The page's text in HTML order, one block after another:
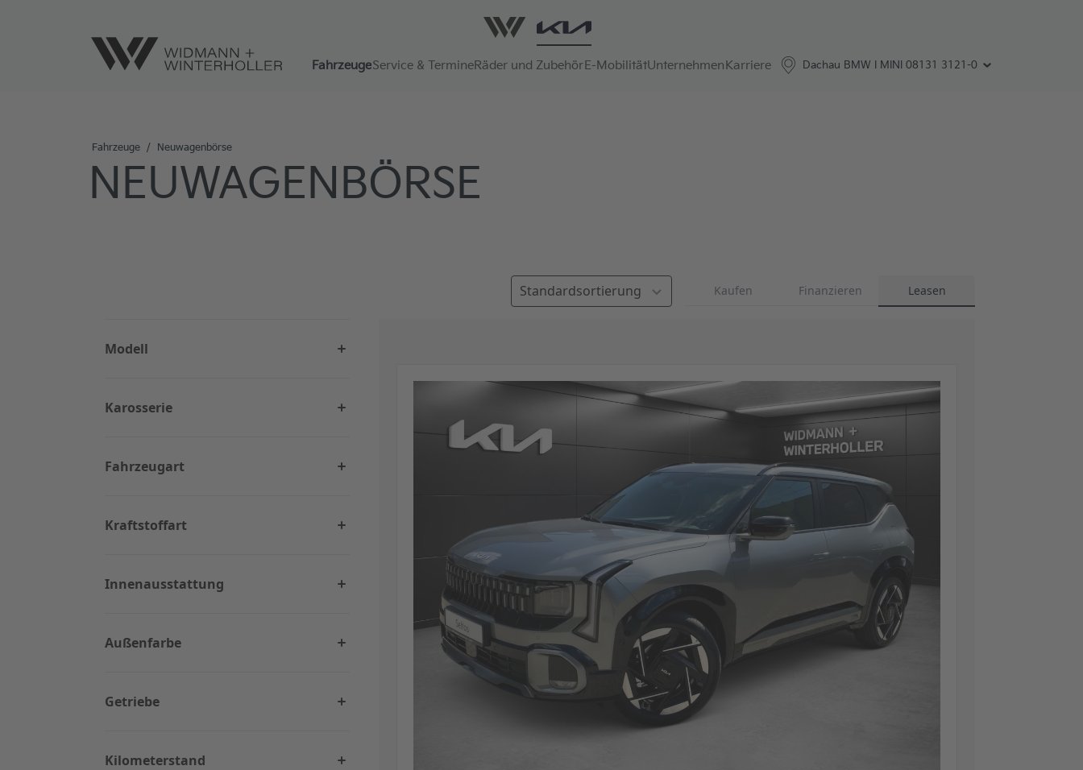
FahrzeugeService & TermineRäder und Zubehör E-MobilitätUnternehmen Karriere Dachau BMW I MINI 08131 3121-0
Fahrzeuge / Neuwagenbörse
NEUWAGENBÖRSE
Sortierung auswählen Kaufen Finanzieren Leasen
Modell
Karosserie
Fahrzeugart
Kraftstoffart
Innenausstattung
Außenfarbe
Getriebe
Kilometerstand